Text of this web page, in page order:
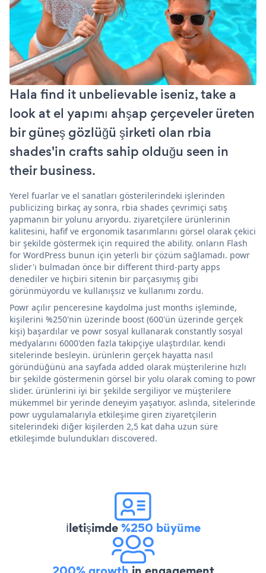
Hala find it unbelievable iseniz, take a
look at el yapımı ahşap çerçeveler üreten
bir güneş gözlüğü şirketi olan rbia
shades'in crafts sahip olduğu seen in
their business.
Yerel fuarlar ve el sanatları gösterilerindeki işlerinden
publicizing birkaç ay sonra, rbia shades çevrimiçi satış
yapmanın bir yolunu arıyordu. ziyaretçilere ürünlerinin
kalitesini, hafif ve ergonomik tasarımlarını görsel olarak çekici
bir şekilde göstermek için required the ability. onların Flash
for WordPress bunun için yeterli bir çözüm sağlamadı. powr
slider'ı bulmadan önce bir different third-party apps
denediler ve hiçbiri sitenin bir parçasıymış gibi
görünmüyordu ve kullanışsız ve kullanımı zordu.
Powr açılır penceresine kaydolma just months işleminde,
kişilerini %250'nin üzerinde boost (600'ün üzerinde gerçek
kişi) başardılar ve powr sosyal kullanarak constantly sosyal
medyalarını 6000'den fazla takipçiye ulaştırdılar. kendi
sitelerinde besleyin. ürünlerin gerçek hayatta nasıl
göründüğünü ana sayfada added olarak müşterilerine hızlı
bir şekilde göstermenin görsel bir yolu olarak coming to powr
slider. ürünlerini iyi bir şekilde sergiliyor ve müşterilere
mükemmel bir yerinde deneyim yaşatıyor. aslında, sitelerinde
powr uygulamalarıyla etkileşime giren ziyaretçilerin
sitelerindeki diğer kişilerden 2,5 kat daha uzun süre
etkileşimde bulundukları discovered.
İletişimde%250 büyüme